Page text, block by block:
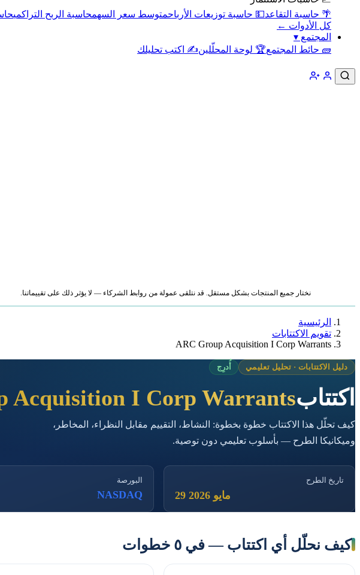
🌴 حاسبة التقاعد💵 حاسبة توزيعات الأرباحمتوسط سعر السهمحاسبة الربح التراكمي
كل الأدوات ←
المجتمع ▾
🧱 حائط المجتمع🏆 لوحة المحلّلين✍️ اكتب تحليلك
نختار جميع المنتجات بشكل مستقل. قد نتلقى عمولة من روابط الشركاء — لا يؤثر ذلك على تقييماتنا.
الرئيسية
تقويم الاكتتابات
ARC Group Acquisition I Corp Warrants
دليل الاكتتابات · تحليل تعليمي أُدرِج
اكتتابAcquisition I Corp Warrants
كيف تحلّل هذا الاكتتاب خطوة بخطوة: النشاط، التقييم مقابل النظراء، المخاطر،
وميكانيكا الطرح — بأسلوب تعليمي دون توصية.
تاريخ الطرح
29 مايو 2026
البورصة
NASDAQ
كيف نحلّل أي اكتتاب — في ٥ خطوات